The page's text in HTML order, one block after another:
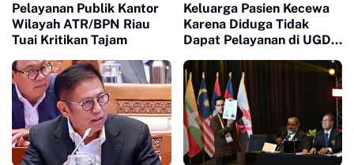
Pelayanan Publik Kantor
Wilayah ATR/BPN Riau
Tuai Kritikan Tajam
Keluarga Pasien Kecewa
Karena Diduga Tidak
Dapat Pelayanan di UGD